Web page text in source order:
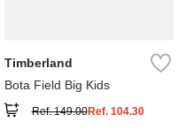
Timberland
Bota Field Big Kids
Ref.149.00Ref. 104.30